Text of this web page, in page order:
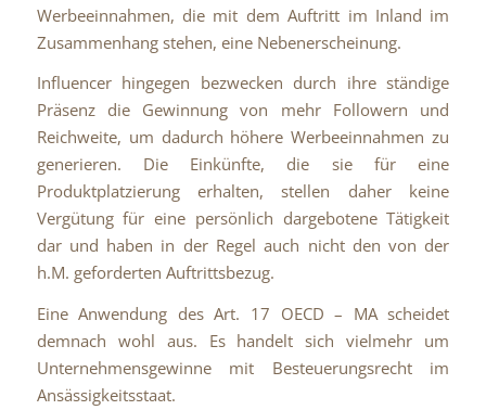
Werbeeinnahmen, die mit dem Auftritt im Inland im
Zusammenhang stehen, eine Nebenerscheinung.
Influencer hingegen bezwecken durch ihre ständige
Präsenz die Gewinnung von mehr Followern und
Reichweite, um dadurch höhere Werbeeinnahmen zu
generieren. Die Einkünfte, die sie für eine
Produktplatzierung erhalten, stellen daher keine
Vergütung für eine persönlich dargebotene Tätigkeit
dar und haben in der Regel auch nicht den von der
h.M. geforderten Auftrittsbezug.
Eine Anwendung des Art. 17 OECD – MA scheidet
demnach wohl aus. Es handelt sich vielmehr um
Unternehmensgewinne mit Besteuerungsrecht im
Ansässigkeitsstaat.